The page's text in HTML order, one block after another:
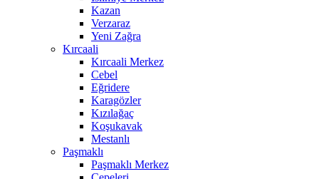
Kazan
Verzaraz
Yeni Zağra
Kırcaali
Kırcaali Merkez
Cebel
Eğridere
Karagözler
Kızılağaç
Koşukavak
Mestanlı
Paşmaklı
Paşmaklı Merkez